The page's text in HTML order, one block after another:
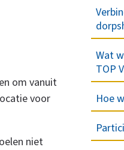
Wat
TOP
Hoe
om vanuit
voor
niet